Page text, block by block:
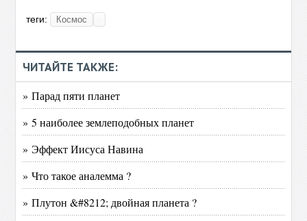
теги: Космос
ЧИТАЙТЕ ТАКЖЕ:
» Парад пяти планет
» 5 наиболее землеподобных планет
» Эффект Иисуса Навина
» Что такое аналемма ?
» Плутон &#8212; двойная планета ?